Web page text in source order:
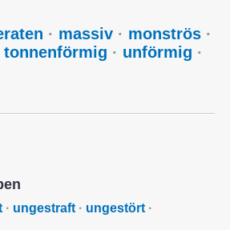
· massiv · monströs ·
tonnenförmig · unförmig ·
· ungestraft · ungestört ·